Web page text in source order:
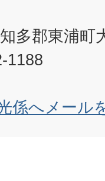
多郡東浦町
1188
係へメール